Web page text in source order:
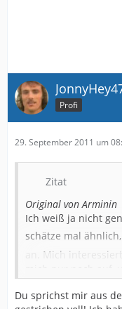
Profi
29. September 2011 um
Zitat
Original von Arminin
Ich weiß ja nicht
schätze mal
an. Mich
mich nur noch auf,
voll.
Ich habe nun die
Du sprichst mir aus